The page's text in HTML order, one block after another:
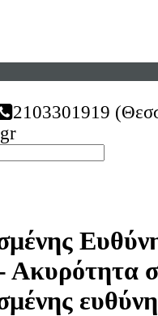
2103301919
Ακυρότητα